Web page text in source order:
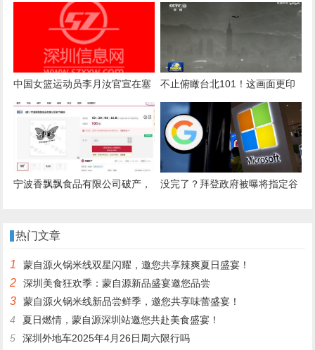
再度交火 伊媒称目前局势恢复正
国已任省人大常委会党组副书记
中国女篮运动员李月汝官宣在塞
尔维亚组建球队
不止俯瞰台北101！这画面更印
证：台军买啥解放军就能打啥
宁波香飘飘食品有限公司破产，
没完了？拜登政府被曝将指定谷
热门文章
1 蒙自源火锅米线双星闪耀，邀您共享辣爽夏日盛宴！
2 深圳美食狂欢季：蒙自源新品盛宴邀您品尝
3
蒙自源火锅米线新品尝鲜季，邀您共享味蕾盛宴！
4
夏日燃情，蒙自源深圳站邀您共赴美食盛宴！
5
深圳外地车2025年4月26日周六限行吗